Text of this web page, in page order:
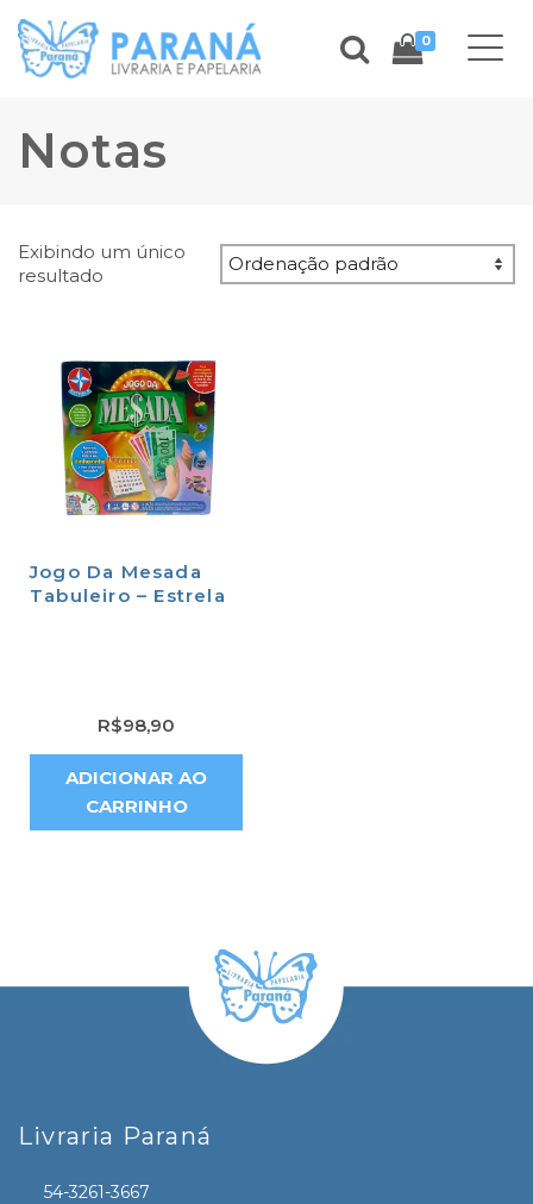
0
Notas
Exibindo um único
resultado
Jogo Da Mesada
Tabuleiro – Estrela
R$98,90
ADICIONAR AO
CARRINHO
Livraria Paraná
54-3261-3667